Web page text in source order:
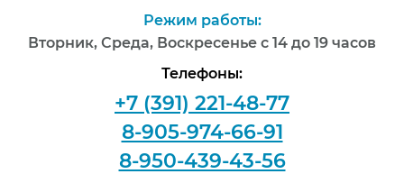
Режим работы:
Вторник, Среда, Воскресенье с 14 до 19 часов
Телефоны:
+7 (391) 221-48-77
8-905-974-66-91
8-950-439-43-56